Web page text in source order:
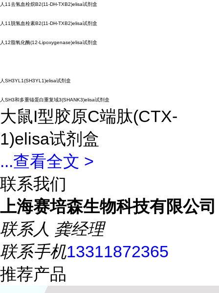
人11去氢血栓烷B2(11-DH-TXB2)elisa试剂盒
人11脱氢血栓素B2(11-DH-TXB2)elisa试剂盒
人12脂氧化酶(12-Lipoxygenase)elisa试剂盒
人SH3YL1(SH3YL1)elisa试剂盒
人SH3和多重锚蛋白重复域3(SHANK3)elisa试剂盒
大鼠I型胶原C端肽(CTX-
1)elisa试剂盒
...查看全文 >
联系我们
上海赛培森生物科技有限公司
联系人 龚经理
联系手机13311872365
推荐产品